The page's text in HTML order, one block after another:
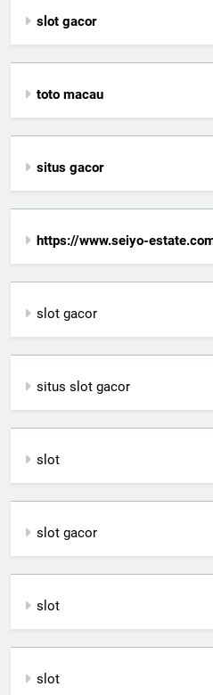
slot gacor
toto macau
situs gacor
https://www.seiyo-
slot gacor
situs slot gacor
slot
slot gacor
slot
slot